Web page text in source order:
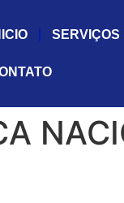
SERVIÇOS